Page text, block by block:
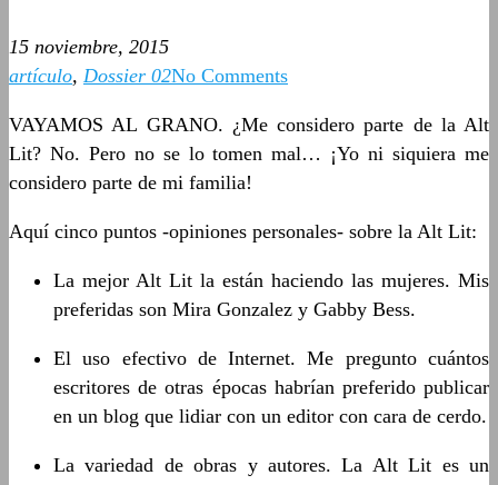
15 noviembre, 2015
artículo, Dossier 02No Comments
VAYAMOS AL GRANO. ¿Me considero parte de la Alt
Lit? No. Pero no se lo tomen mal… ¡Yo ni siquiera me
considero parte de mi familia!
Aquí cinco puntos -opiniones personales- sobre la Alt Lit:
La mejor Alt Lit la están haciendo las mujeres. Mis
preferidas son Mira Gonzalez y Gabby Bess.
El uso efectivo de Internet. Me pregunto cuántos
escritores de otras épocas habrían preferido publicar
en un blog que lidiar con un editor con cara de cerdo.
La variedad de obras y autores. La Alt Lit es un